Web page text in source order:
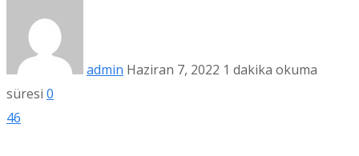
admin Haziran 7, 2022 1 dakika okuma
süresi 0
46